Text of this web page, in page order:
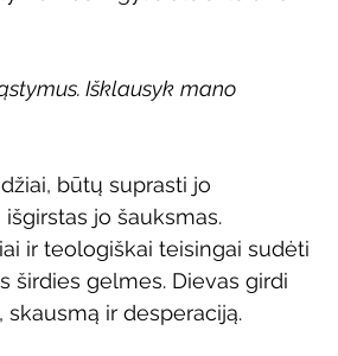
Išklausyk mano
būtų suprasti jo
jo šauksmas.
ir teologiškai teisingai sudėti
širdies gelmes. Dievas girdi
ir desperaciją.